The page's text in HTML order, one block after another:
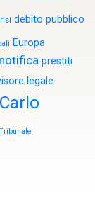
debito pubblico
Europa
notifica prestiti
legale